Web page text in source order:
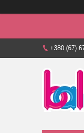
+380 (67)